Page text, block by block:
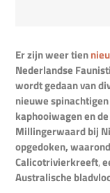
Er zijn weer tien
Nederlandse
wordt gedaan van
nieuwe
kaphooiwagen en
Millingerwaard bij
opgedoken,
Calicotrivierkreeft,
Australische